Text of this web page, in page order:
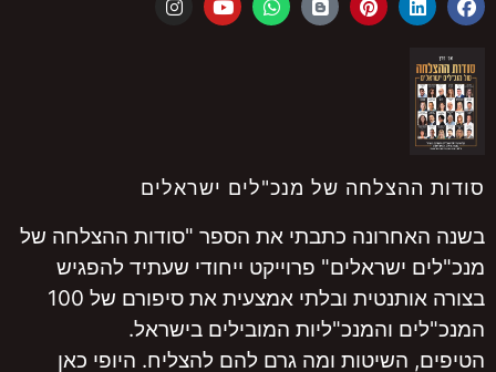
סודות ההצלחה של מנכ"לים ישראלים
בשנה האחרונה כתבתי את הספר "סודות ההצלחה של
מנכ"לים ישראלים" פרוייקט ייחודי שעתיד להפגיש
בצורה אותנטית ובלתי אמצעית את סיפורם של 100
המנכ"לים והמנכ"ליות המובילים בישראל.
הטיפים, השיטות ומה גרם להם להצליח. היופי כאן